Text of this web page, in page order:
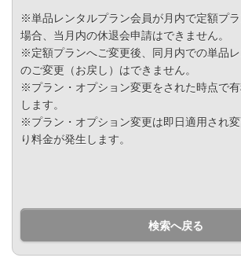
※単品レンタルプラン会員が月内で定額プ
場合、当月内の休退会申請はできません。
※定額プランへご変更後、同月内での単品
のご変更（お戻し）はできません。
※プラン・オプション変更をされた時点で
します。
※プラン・オプション変更は即日適用され
り料金が発生します。
検索へ戻る